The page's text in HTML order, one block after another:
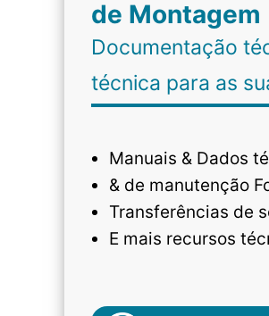
de Montagem
Documentação
técnica para as
Manuais & Dados
& de manutenção
Transferências de
E mais recursos